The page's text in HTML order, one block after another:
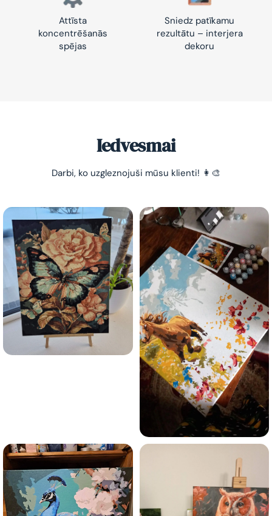
Attīsta
koncentrēšanās
spējas
Sniedz patīkamu
rezultātu – interjera
dekoru
Iedvesmai
Darbi, ko uzgleznojuši mūsu klienti! 👩‍🎨